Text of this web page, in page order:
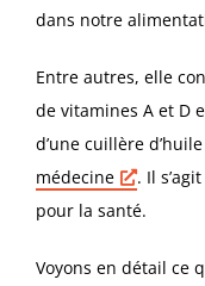
dans notre
Entre autres, elle
de vitamines A et D
d’une cuillère
médecine
. Il
pour la santé.
Voyons en détail ce